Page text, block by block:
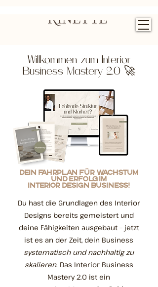
Willkommen zum Interior
Business Mastery 2.0 🚀
Dein Fahrplan für Wachstum
und Erfolg im
Interior Design Business!
Du hast die Grundlagen des Interior
Designs bereits gemeistert und
deine Fähigkeiten ausgebaut – jetzt
ist es an der Zeit, dein Business
systematisch und nachhaltig zu
skalieren. Das Interior Business
Mastery 2.0 ist ein